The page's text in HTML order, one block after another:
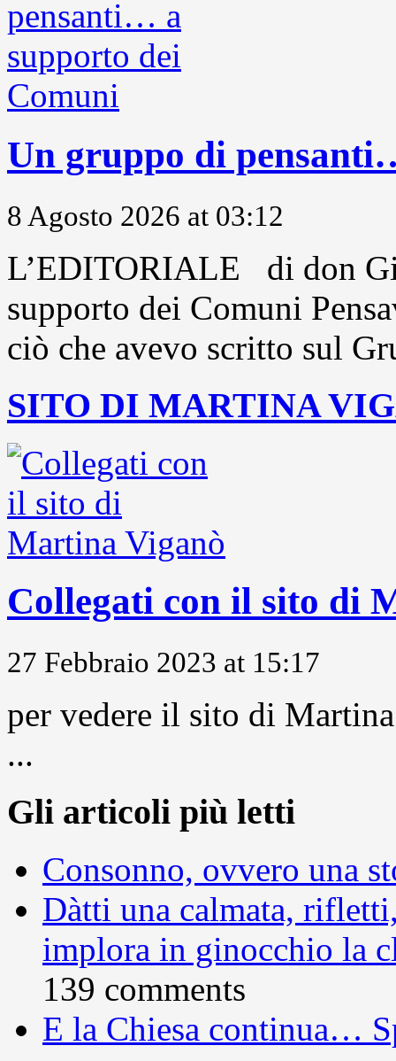
Un gruppo di
8 Agosto 2026 at 03:12
L’EDITORIALE di don
supporto dei Comuni
ciò che avevo scritto sul
SITO DI MARTINA
Collegati con il sito di
27 Febbraio 2023 at 15:17
per vedere il sito di
...
Gli articoli più letti
Consonno, ovvero una
Dàtti una calmata,
implora in ginocchio la
139 comments
E la Chiesa continua…